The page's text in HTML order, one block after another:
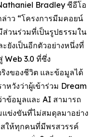
Bradley ซีอีโอ
าว “โครงการมีมคอยน์
ส่วนร่วมที่เป็นรูปธรรมใน
ยังเป็นอีกตัวอย่างหนึ่งที่
Web 3.0 ที่ซึ่ง
งของชีวิต และข้อมูลได้
าหวังว่าผู้เข้าร่วม Dream
าข้อมูลและ AI สามารถ
แข่งขันที่ไม่สมดุลมาอย่าง
สให้ทุกคนที่มีพรสวรรค์